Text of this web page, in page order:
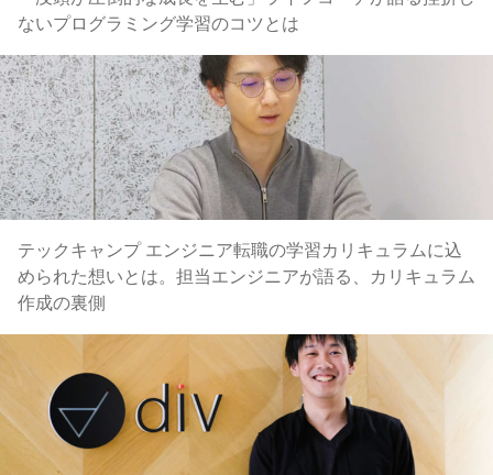
ないプログラミング学習のコツとは
テックキャンプ エンジニア転職の学習カリキュラムに込
められた想いとは。担当エンジニアが語る、カリキュラム
作成の裏側